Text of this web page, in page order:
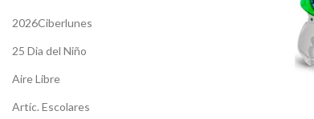
2026Ciberlunes
25 Dia del Niño
Aire Libre
Artíc. Escolares